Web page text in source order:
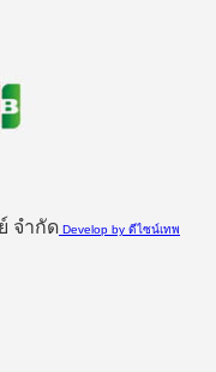
จำกัด Develop by ดีไซน์เทพ